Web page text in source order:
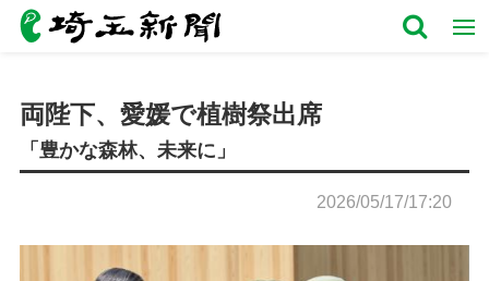
両陛下、愛媛で植樹祭出席
「豊かな森林、未来に」
2026/05/17/17:20